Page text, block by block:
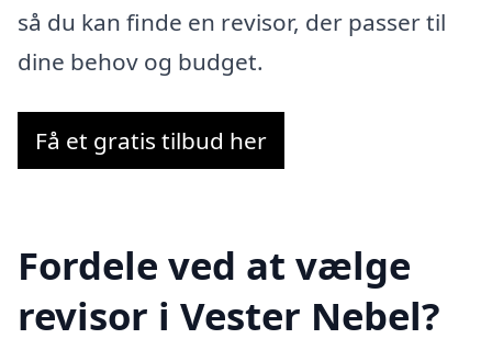
så du kan finde en revisor, der passer til
dine behov og budget.
Få et gratis tilbud her
Fordele ved at vælge
revisor i Vester Nebel?